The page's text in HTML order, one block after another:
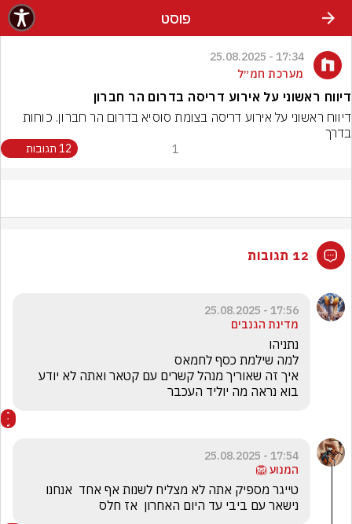
פוסט
17:34 - 25.08.2025
מערכת חמ״ל
דיווח ראשוני על אירוע דריסה בדרום הר חברון
בדרך
1 12 תגובות
12 תגובות
17:56 - 25.08.2025
מדינת הגנבים
בוא נראה מה יוליד העכבר
17:54 - 25.08.2025
המנוע 🦁
נישאר עם ביבי עד היום האחרון  אז חלס